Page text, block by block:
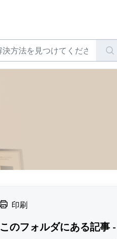
印刷
このフォルダにある記事 -